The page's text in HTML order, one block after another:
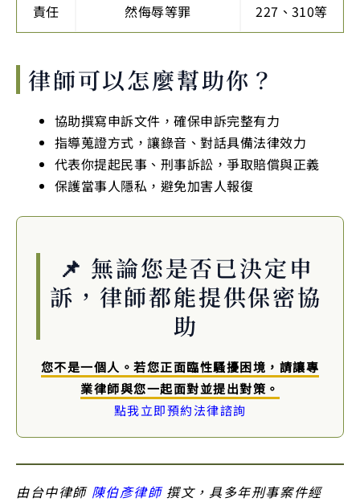
責任
然侮辱等罪
227、310等
律師可以怎麼幫助你？
協助撰寫申訴文件，確保申訴完整有力
指導蒐證方式，讓錄音、對話具備法律效力
代表你提起民事、刑事訴訟，爭取賠償與正義
保護當事人隱私，避免加害人報復
📌 無論您是否已決定申
訴，律師都能提供保密協
助
您不是一個人。若您正面臨性騷擾困境，請讓專
業律師與您一起面對並提出對策。
點我立即預約法律諮詢
由台中律師 陳伯彥律師撰文，具多年刑事案件經